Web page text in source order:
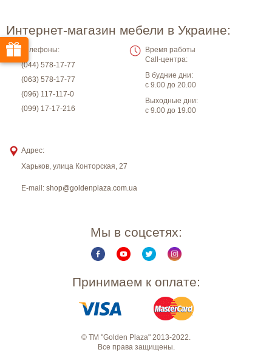
Интернет-магазин мебели в Украине:
Телефоны:
(044) 578-17-77
(063) 578-17-77
(096) 117-117-0
(099) 17-17-216
Время работы
Call-центра:
В будние дни:
с 9.00 до 20.00
Выходные дни:
с 9.00 до 19.00
Адрес:
Харьков, улица Конторская, 27
E-mail: shop@goldenplaza.com.ua
Мы в соцсетях:
Принимаем к оплате:
© ТМ "Golden Plaza" 2013-2022.
Все права защищены.